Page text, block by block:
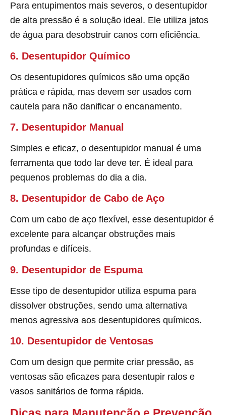
Para entupimentos mais severos, o desentupidor
de alta pressão é a solução ideal. Ele utiliza jatos
de água para desobstruir canos com eficiência.
6. Desentupidor Químico
Os desentupidores químicos são uma opção
prática e rápida, mas devem ser usados com
cautela para não danificar o encanamento.
7. Desentupidor Manual
Simples e eficaz, o desentupidor manual é uma
ferramenta que todo lar deve ter. É ideal para
pequenos problemas do dia a dia.
8. Desentupidor de Cabo de Aço
Com um cabo de aço flexível, esse desentupidor é
excelente para alcançar obstruções mais
profundas e difíceis.
9. Desentupidor de Espuma
Esse tipo de desentupidor utiliza espuma para
dissolver obstruções, sendo uma alternativa
menos agressiva aos desentupidores químicos.
10. Desentupidor de Ventosas
Com um design que permite criar pressão, as
ventosas são eficazes para desentupir ralos e
vasos sanitários de forma rápida.